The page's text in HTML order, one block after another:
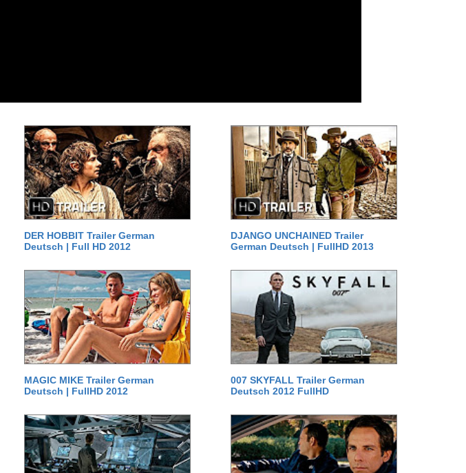
DER HOBBIT Trailer German
Deutsch | Full HD 2012
DJANGO UNCHAINED Trailer
German Deutsch | FullHD 2013
MAGIC MIKE Trailer German
Deutsch | FullHD 2012
007 SKYFALL Trailer German
Deutsch 2012 FullHD